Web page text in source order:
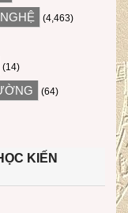
(4,463)
(14)
(64)
KIẾN